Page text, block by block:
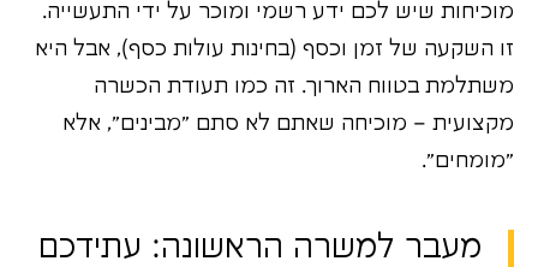
מוכיחות שיש לכם ידע רשמי ומוכר על ידי התעשייה.
זו השקעה של זמן וכסף (בחינות עולות כסף), אבל היא
משתלמת בטווח הארוך. זה כמו תעודת הכשרה
מקצועית – מוכיחה שאתם לא סתם "מבינים", אלא
"מומחים".
מעבר למשרה הראשונה: עתידכם